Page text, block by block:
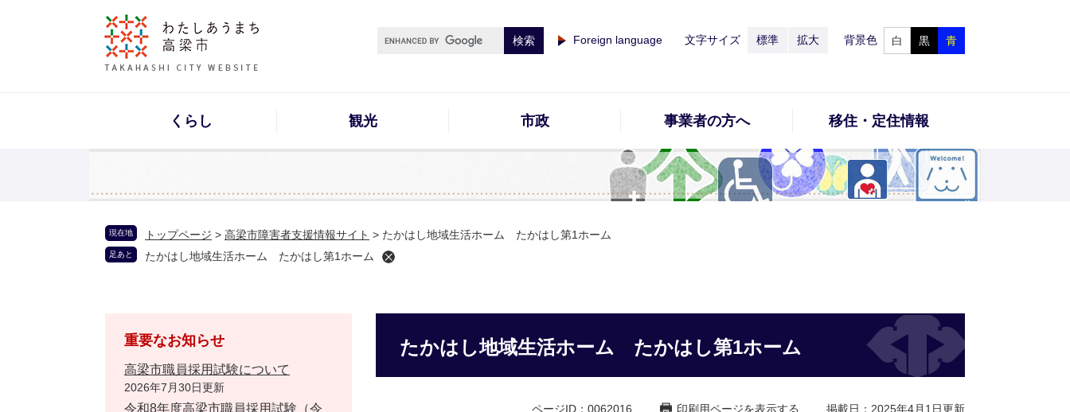
Foreign language 文字サイズ 標準 拡大 背景色 白 黒 青
くらし 観光 市政 事業者の方へ 移住・定住情報
現在地 トップページ > 高梁市障害者支援情報サイト > たかはし地域生活ホーム たかはし第1ホーム
足あと たかはし地域生活ホーム たかはし第1ホーム
たかはし地域生活ホーム たかはし第1ホーム
ページID：0062016 印刷用ページを表示する 掲載日：2025年4月1日更新
重要なお知らせ
高梁市職員採用試験について
2026年7月30日更新
令和8年度高梁市職員採用試験（令